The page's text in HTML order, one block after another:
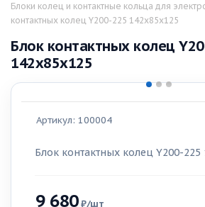
Блоки колец и контактные кольца для
контактных колец Y200-225 142х85х125
Блок контактных колец
142х85х125
Артикул: 100004
Блок контактных колец Y200-225
9 680₽/шт